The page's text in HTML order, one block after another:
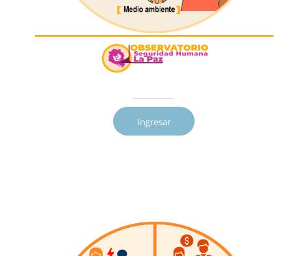
Ingresar